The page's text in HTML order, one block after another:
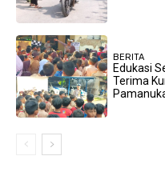
BERITA
Edukasi
Terima